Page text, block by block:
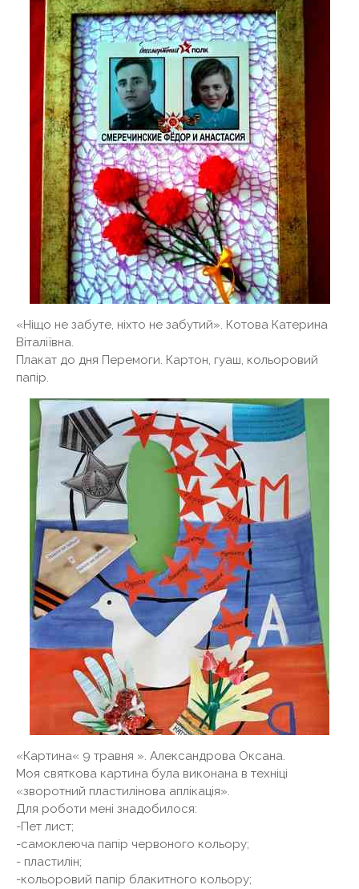
«Ніщо не забуте, ніхто не забутий». Котова Катерина
Віталіївна.
Плакат до дня Перемоги. Картон, гуаш, кольоровий
папір.
«Картина« 9 травня ». Александрова Оксана.
Моя святкова картина була виконана в техніці
«зворотний пластилінова аплікація».
Для роботи мені знадобилося:
-Пет лист;
-самоклеюча папір червоного кольору;
- пластилін;
-кольоровий папір блакитного кольору;